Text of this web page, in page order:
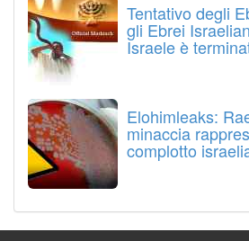
Tentativo degli
gli Ebrei
Israele è
Elohimleaks:
minaccia
complotto